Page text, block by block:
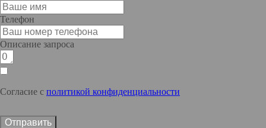
Телефон
Описание запроса
Согласие с политикой конфиденциальности
Отправить